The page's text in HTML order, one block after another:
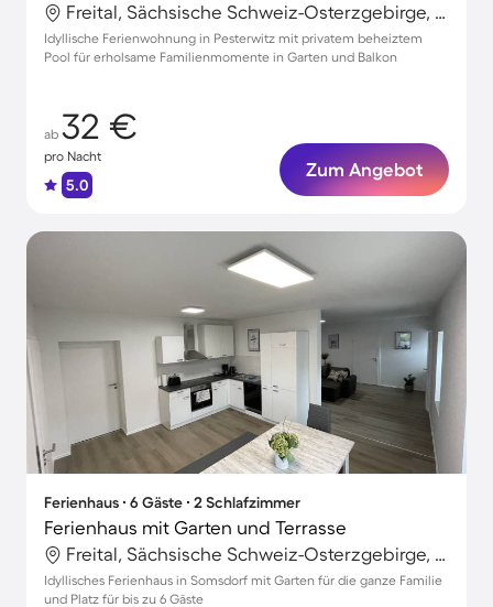
Freital, Sächsische Schweiz-Osterzgebirge, Deutschland
Idyllische Ferienwohnung in Pesterwitz mit privatem beheiztem
Pool für erholsame Familienmomente in Garten und Balkon
ab 32 €
pro Nacht
5.0
Zum Angebot
Ferienhaus ∙ 6 Gäste ∙ 2 Schlafzimmer
Ferienhaus mit Garten und Terrasse
Freital, Sächsische Schweiz-Osterzgebirge, Deutschland
Idyllisches Ferienhaus in Somsdorf mit Garten für die ganze Familie
und Platz für bis zu 6 Gäste